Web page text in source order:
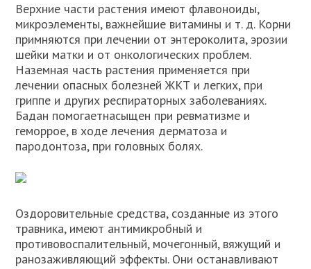
Верхние части растения имеют флавоноиды,
микроэлементы, важнейшие витамины и т. д. Корни
примняются при лечении от энтероколита, эрозии
шейки матки и от онкологических проблем.
Наземная часть растения применяется при
лечении опасных болезней ЖКТ и легких, при
гриппе и других респираторных заболеваниях.
Бадан помогаетнасыщен при ревматизме и
геморрое, в ходе лечения дерматоза и
пародонтоза, при головных болях.
Оздоровительные средства, созданные из этого
травника, имеют антимикробный и
противовоспалительный, мочегонный, вяжущий и
ранозаживляющий эффекты. Они останавливают